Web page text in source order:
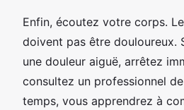
Enfin, écoutez votre corps.
doivent pas être douloureux.
une douleur aiguë, arrêtez
consultez un professionnel
temps, vous apprendrez à